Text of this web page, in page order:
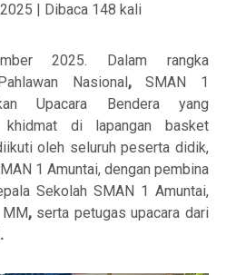
| Dibaca 148 kali
2025. Dalam rangka
Nasional,SMAN 1
Upacara Benderayang
khidmat di lapangan basket
oleh seluruh peserta didik,
1 Amuntai, dengan pembina
Sekolah SMAN 1 Amuntai,
MM,serta petugas upacara dari
.